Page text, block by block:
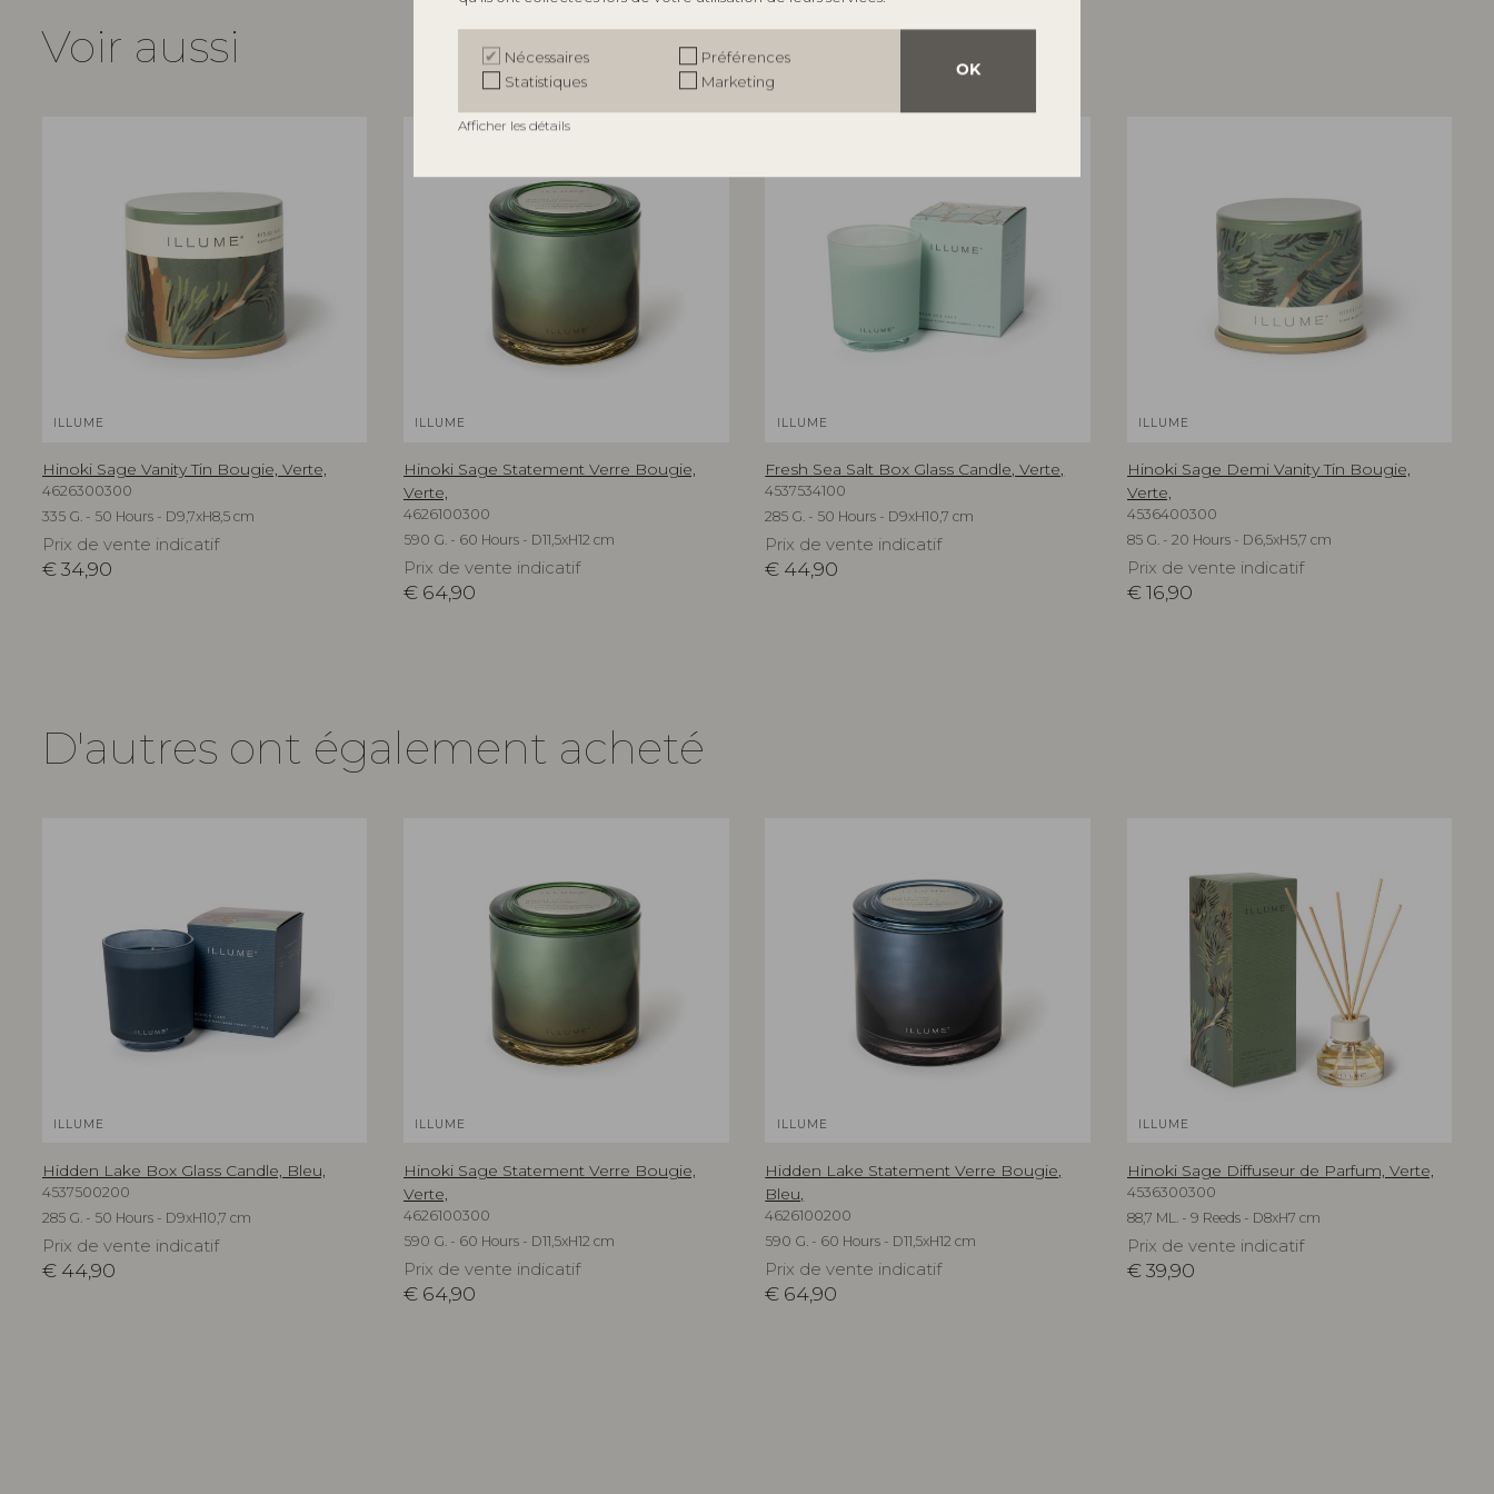
OK
Nécessaires
Préférences
Statistiques
Marketing
Afficher les détails
Voir aussi
ILLUME
Hinoki Sage Vanity Tin Bougie, Verte,
4626300300
335 G. - 50 Hours - D9,7xH8,5 cm
Prix de vente indicatif
€ 34,90
ILLUME
Hinoki Sage Statement Verre Bougie,
Verte,
4626100300
590 G. - 60 Hours - D11,5xH12 cm
Prix de vente indicatif
€ 64,90
ILLUME
Fresh Sea Salt Box Glass Candle, Verte,
4537534100
285 G. - 50 Hours - D9xH10,7 cm
Prix de vente indicatif
€ 44,90
ILLUME
Hinoki Sage Demi Vanity Tin Bougie,
Verte,
4536400300
85 G. - 20 Hours - D6,5xH5,7 cm
Prix de vente indicatif
€ 16,90
D'autres ont également acheté
ILLUME
Hidden Lake Box Glass Candle, Bleu,
4537500200
285 G. - 50 Hours - D9xH10,7 cm
Prix de vente indicatif
€ 44,90
ILLUME
Hinoki Sage Statement Verre Bougie,
Verte,
4626100300
590 G. - 60 Hours - D11,5xH12 cm
Prix de vente indicatif
€ 64,90
ILLUME
Hidden Lake Statement Verre Bougie,
Bleu,
4626100200
590 G. - 60 Hours - D11,5xH12 cm
Prix de vente indicatif
€ 64,90
ILLUME
Hinoki Sage Diffuseur de Parfum, Verte,
4536300300
88,7 ML. - 9 Reeds - D8xH7 cm
Prix de vente indicatif
€ 39,90